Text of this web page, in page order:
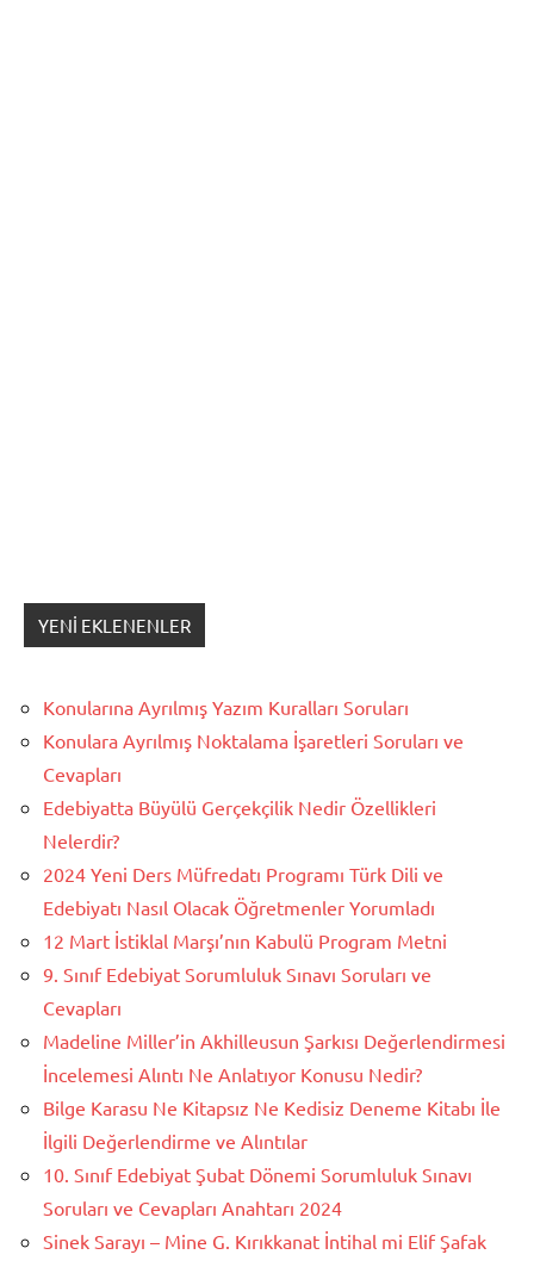
YENI EKLENENLER
Konularına Ayrılmış Yazım Kuralları Soruları
Konulara Ayrılmış Noktalama İşaretleri Soruları ve
Cevapları
Edebiyatta Büyülü Gerçekçilik Nedir Özellikleri
Nelerdir?
2024 Yeni Ders Müfredatı Programı Türk Dili ve
Edebiyatı Nasıl Olacak Öğretmenler Yorumladı
12 Mart İstiklal Marşı’nın Kabulü Program Metni
9. Sınıf Edebiyat Sorumluluk Sınavı Soruları ve
Cevapları
Madeline Miller’in Akhilleusun Şarkısı Değerlendirmesi
İncelemesi Alıntı Ne Anlatıyor Konusu Nedir?
Bilge Karasu Ne Kitapsız Ne Kedisiz Deneme Kitabı İle
İlgili Değerlendirme ve Alıntılar
10. Sınıf Edebiyat Şubat Dönemi Sorumluluk Sınavı
Soruları ve Cevapları Anahtarı 2024
Sinek Sarayı – Mine G. Kırıkkanat İntihal mi Elif Şafak